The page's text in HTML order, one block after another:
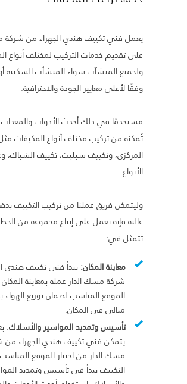
يعمل فني تكييف هندي الجهراء من شركة
على تقديم خدمات التركيب لمختلف أنواع
ولجميع المنشآت سواء المنشأت السكنية أو
وفقًا لأعلى معايير الجودة والاحترافية.
مستخدمًا في ذلك أحدث الأدوات
تُمكنه من تركيب مختلف أنواع المكيفات
المركزي، وتكييف سبليت، تكييف الشباك،
الأنواع.
وليتمكن فريق عملنا من تركيب التكييف
عالية فإنه يعمل على إتباع مجموعة من
تتمثل في:
معاينة المكان:يبدأ فني تكييف هندي
شركة مسك الدار عمله بمعاينة المكان
الموقع المناسب لضمان توزيع
مثالي في المكان.
تأسيس وتمديد المواسير والأسلاك:
يتمكن فني تكييف هندي الجهراء من
مسك الدار من اختيار الموقع
التكييف يبدأ في تأسيس وتمديد